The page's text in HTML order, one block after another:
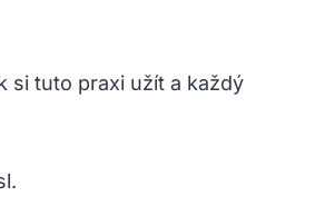
si tuto praxi užít a každý